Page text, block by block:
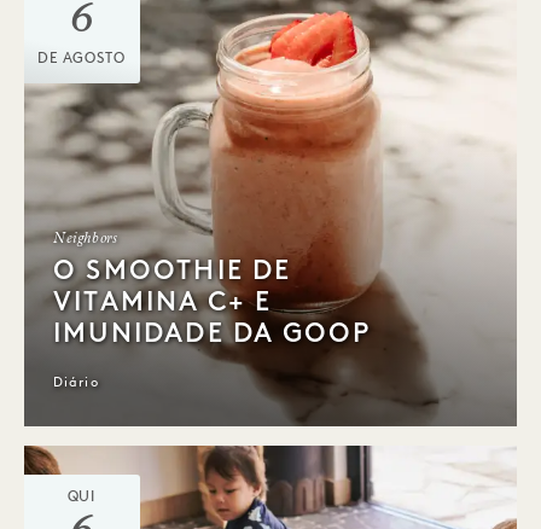
6
DE AGOSTO
Neighbors
O SMOOTHIE DE
VITAMINA C+ E
IMUNIDADE DA GOOP
Diário
QUI